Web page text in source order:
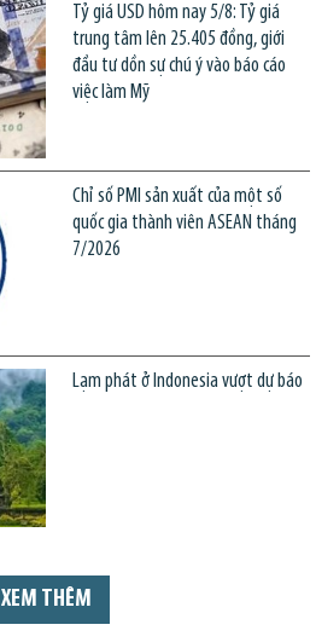
Tỷ giá USD hôm nay 5/8: Tỷ giá
trung tâm lên 25.405 đồng, giới
đầu tư dồn sự chú ý vào báo cáo
việc làm Mỹ
Chỉ số PMI sản xuất của một số
quốc gia thành viên ASEAN tháng
7/2026
Lạm phát ở Indonesia vượt dự báo
XEM THÊM